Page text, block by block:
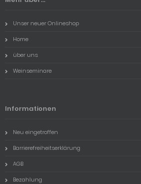
Unser neuer Onlineshop
Home
über uns
Weinseminare
Informationen
Neu eingetroffen
Barrierefreiheitserklärung
AGB
Bezahlung